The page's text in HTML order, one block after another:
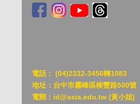
電話： (04)2332-3456轉1083
地址：台中市霧峰區柳豐路500號
電郵：id@asia.edu.tw (黃小姐)